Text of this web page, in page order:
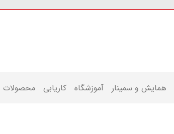
همایش و سمینار آموزشگاه کاریابی محصولات